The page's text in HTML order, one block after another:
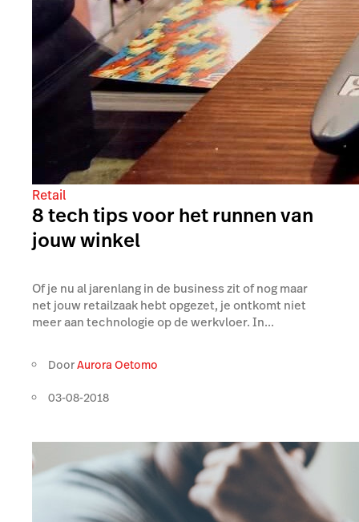
Retail
8 tech tips voor het runnen van
jouw winkel
Of je nu al jarenlang in de business zit of nog maar
net jouw retailzaak hebt opgezet, je ontkomt niet
meer aan technologie op de werkvloer. In...
DoorAurora Oetomo
03-08-2018